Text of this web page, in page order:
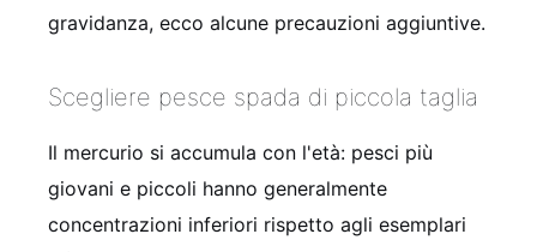
gravidanza, ecco alcune precauzioni aggiuntive.
Scegliere pesce spada di piccola taglia
Il mercurio si accumula con l'età: pesci più
giovani e piccoli hanno generalmente
concentrazioni inferiori rispetto agli esemplari